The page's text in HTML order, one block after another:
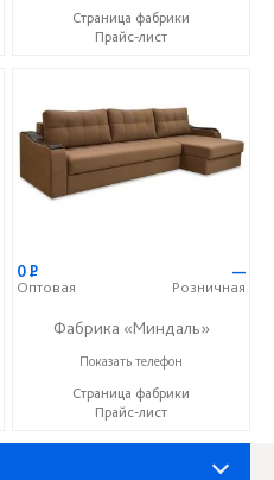
Страница фабрики
Прайс-лист
0Р
Оптовая
—
Розничная
Фабрика «Миндаль»
+7 (927) 630-62-82
Показать телефон
Страница фабрики
Прайс-лист